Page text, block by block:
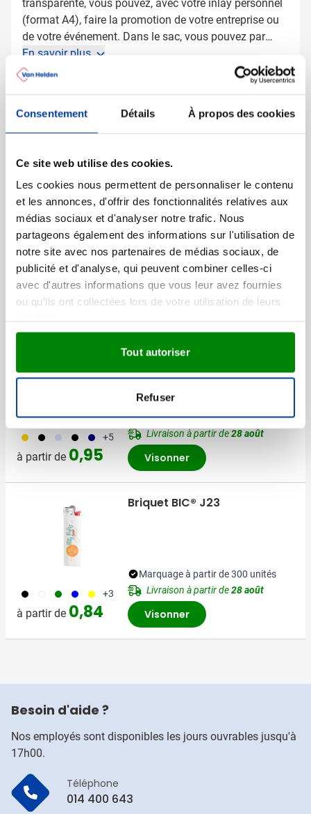
Consentement Détails À propos des cookies
Ce site web utilise des cookies.
Les cookies nous permettent de personnaliser le contenu
et les annonces, d'offrir des fonctionnalités relatives aux
médias sociaux et d'analyser notre trafic. Nous
partageons également des informations sur l'utilisation de
notre site avec nos partenaires de médias sociaux, de
publicité et d'analyse, qui peuvent combiner celles-ci
avec d'autres informations que vous leur avez fournies
ou qu'ils ont collectées lors de votre utilisation de leurs
Tout autoriser
Refuser
transparente, vous pouvez, avec votre inlay personnel
(format A4), faire la promotion de votre entreprise ou
de votre événement. Dans le sac, vous pouvez par
exemple encore emballer du matériel promotionnel. Un
objet publicitaire ou give away efficace pour différents
moments. Les dimensions du sac sont d'env. 26 x 39,7
x 10 cm. Ce sac est également livrable en format A5,
voir article 6622.
En savoir plus
Numéro d'article
Poids
Matière
Nylon, PP 0.18 mm
Dimensions
39.5 cm x 26 cm x 10 cm
(l x l x h)
Format de papier
A4
D'autres ont aussi regardé
056 001 310 018 +5
à partir de 0,95
Meilleure vente
Marquage à partir de 300 unités
Livraison à partir de28 août
Visonner
001 310 004 005 006 +3
à partir de 0,84
Briquet BIC® J23
Marquage à partir de 300 unités
Livraison à partir de28 août
Visonner
Besoin d'aide ?
Nos employés sont disponibles les jours ouvrables jusqu'à
17h00.
Téléphone
014 400 643